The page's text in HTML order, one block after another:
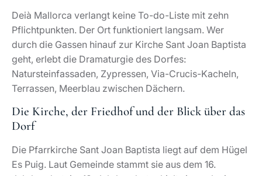
Deià Mallorca verlangt keine To-do-Liste mit zehn
Pflichtpunkten. Der Ort funktioniert langsam. Wer
durch die Gassen hinauf zur Kirche Sant Joan Baptista
geht, erlebt die Dramaturgie des Dorfes:
Natursteinfassaden, Zypressen, Via-Crucis-Kacheln,
Terrassen, Meerblau zwischen Dächern.
Die Kirche, der Friedhof und der Blick über das
Dorf
Die Pfarrkirche Sant Joan Baptista liegt auf dem Hügel
Es Puig. Laut Gemeinde stammt sie aus dem 16.